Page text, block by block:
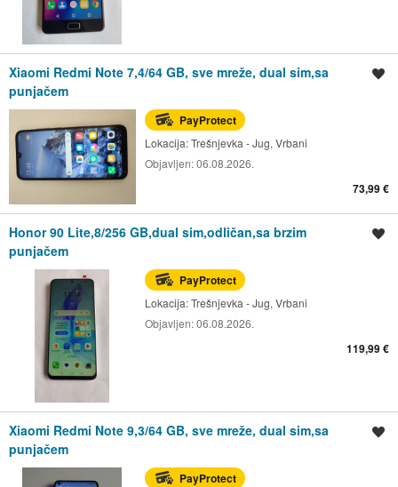
Xiaomi Redmi Note 7,4/64 GB, sve mreže, dual sim,sa
punjačem
PayProtect
Lokacija:Trešnjevka - Jug, Vrbani
Objavljen:06.08.2026.
73,99 €
Honor 90 Lite,8/256 GB,dual sim,odličan,sa brzim
punjačem
PayProtect
Lokacija:Trešnjevka - Jug, Vrbani
Objavljen:06.08.2026.
119,99 €
Xiaomi Redmi Note 9,3/64 GB, sve mreže, dual sim,sa
punjačem
PayProtect